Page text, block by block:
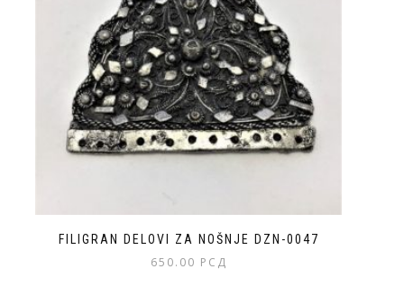
FILIGRAN DELOVI ZA NOŠNJE DZN-0047
650.00 РСД